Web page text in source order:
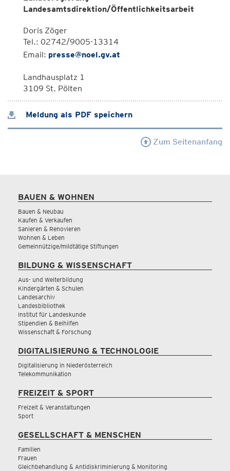
Landesamtsdirektion/Öffentlichkeitsarbeit
Doris Zöger
Tel.: 02742/9005-13314
Email: presse@noel.gv.at
Landhausplatz 1
3109 St. Pölten
Meldung als PDF speichern
Zum Seitenanfang
BAUEN & WOHNEN
Bauen & Neubau
Kaufen & Verkaufen
Sanieren & Renovieren
Wohnen & Leben
Gemeinnützige/mildtätige Stiftungen
BILDUNG & WISSENSCHAFT
Aus- und Weiterbildung
Kindergärten & Schulen
Landesarchiv
Landesbibliothek
Institut für Landeskunde
Stipendien & Beihilfen
Wissenschaft & Forschung
DIGITALISIERUNG & TECHNOLOGIE
Digitalisierung in Niederösterreich
Telekommunikation
FREIZEIT & SPORT
Freizeit & Veranstaltungen
Sport
GESELLSCHAFT & MENSCHEN
Familien
Frauen
Gleichbehandlung & Antidiskriminierung & Monitoring